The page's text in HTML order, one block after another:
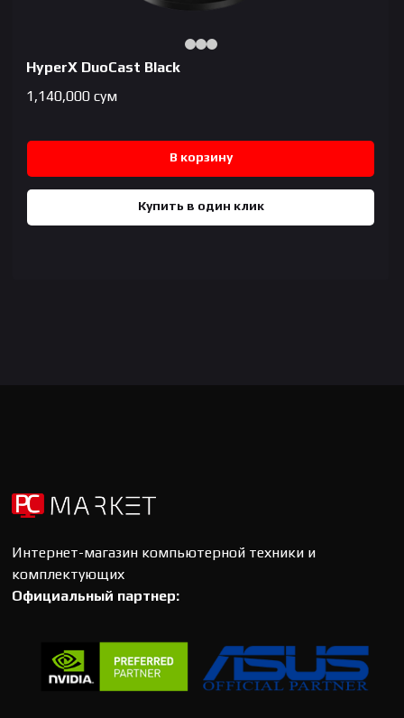
HyperX DuoCast Black
1,140,000 сум
В корзину
Купить в один клик
Интернет-магазин компьютерной техники и
комплектующих
Официальный партнер: